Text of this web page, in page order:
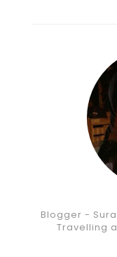
Blogger -
Travelling